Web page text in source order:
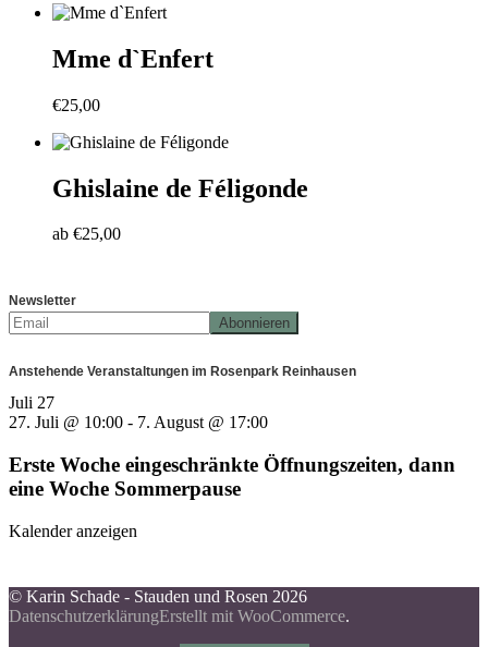
Mme d`Enfert
€25,00
Ghislaine de Féligonde
ab €25,00
Newsletter
Anstehende Veranstaltungen im Rosenpark Reinhausen
Juli 27
27. Juli @ 10:00 - 7. August @ 17:00
Erste Woche eingeschränkte Öffnungszeiten, dann
eine Woche Sommerpause
Kalender anzeigen
© Karin Schade - Stauden und Rosen 2026
DatenschutzerklärungErstellt mit WooCommerce.